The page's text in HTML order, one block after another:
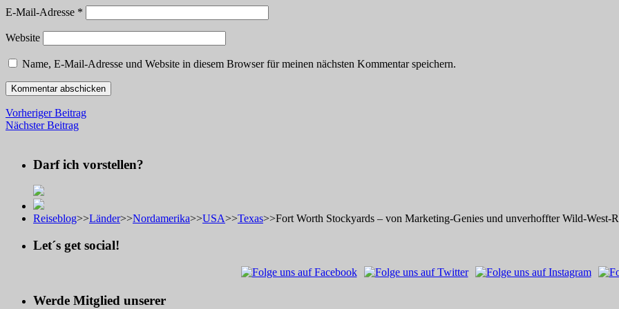
E-Mail-Adresse *
Website
Name, E-Mail-Adresse und Website in diesem Browser für meinen nächsten Kommentar speichern.
Vorheriger Beitrag
Nächster Beitrag
Darf ich vorstellen?
Reiseblog>>Länder>>Nordamerika>>USA>>Texas>>Fort Worth Stockyards – von Marketing-Genies und unverhoffter Wild-West-
Let´s get social!
Werde Mitglied unserer